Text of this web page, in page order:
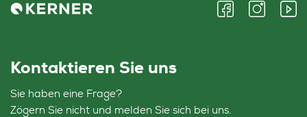
Kontaktieren Sie uns
Sie haben eine Frage?
Zögern Sie nicht und melden Sie sich bei uns.